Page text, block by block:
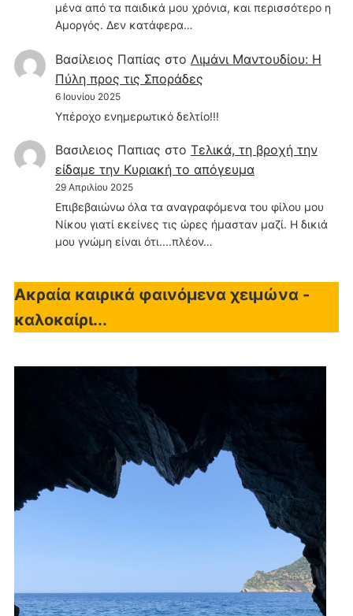
μένα από τα παιδικά μου χρόνια, και περισσότερο η
Αμοργός. Δεν κατάφερα…
Βασίλειος Παπίας στο Λιμάνι Μαντουδίου: Η
Πύλη προς τις Σποράδες
6 Ιουνίου 2025
Υπέροχο ενημερωτικό δελτίο!!!
Βασιλειος Παπιας στο Τελικά, τη βροχή την
είδαμε την Κυριακή το απόγευμα
29 Απριλίου 2025
Επιβεβαιώνω όλα τα αναγραφόμενα του φίλου μου
Νίκου γιατί εκείνες τις ώρες ήμασταν μαζί. Η δικιά
μου γνώμη είναι ότι....πλέον…
Ακραία καιρικά φαινόμενα χειμώνα -
καλοκαίρι...